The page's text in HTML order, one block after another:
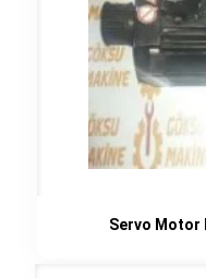
Servo Motor